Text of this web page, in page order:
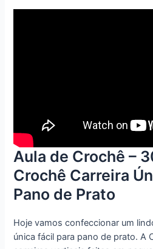
Aula de Crochê –
Crochê Carreira
Pano de Prato
Hoje vamos confeccionar um
única fácil para pano de prato. A